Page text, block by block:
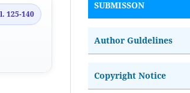
125-140
SUBMISSON
Author Guldelines
Copyright Notice